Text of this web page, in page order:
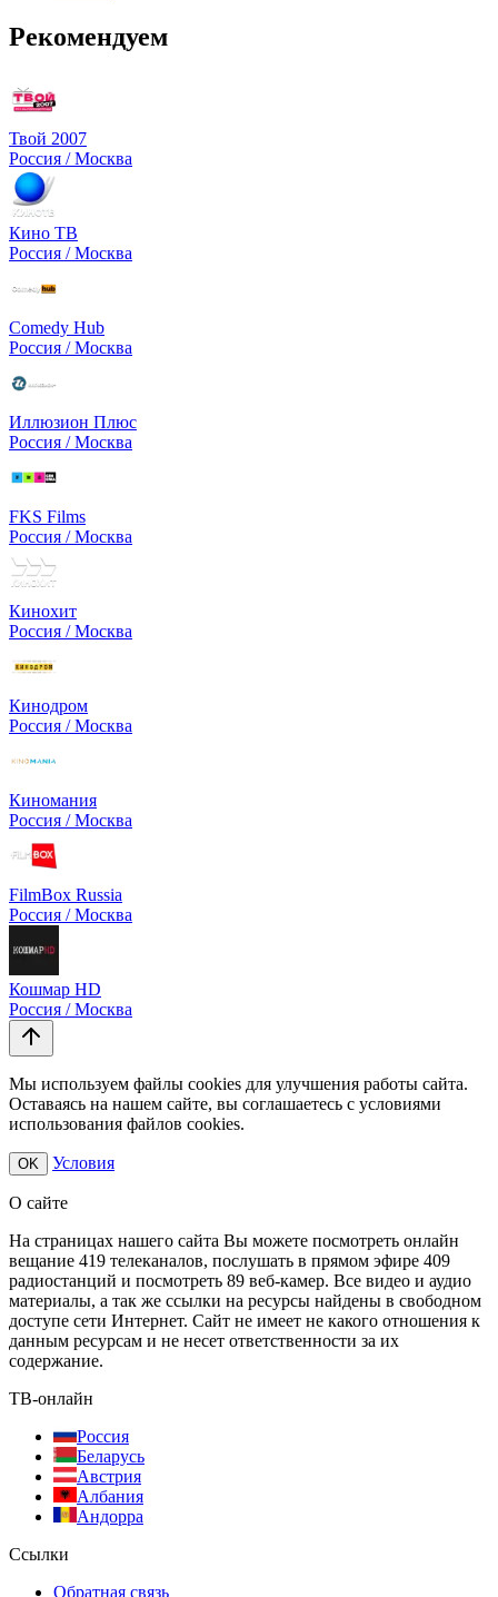
Рекомендуем
Твой 2007
Россия / Москва
Кино ТВ
Россия / Москва
Comedy Hub
Россия / Москва
Иллюзион Плюс
Россия / Москва
FKS Films
Россия / Москва
Кинохит
Россия / Москва
Кинодром
Россия / Москва
Киномания
Россия / Москва
FilmBox Russia
Россия / Москва
Кошмар HD
Россия / Москва
Мы используем файлы cookies для улучшения работы сайта.
Оставаясь на нашем сайте, вы соглашаетесь с условиями
использования файлов cookies.
OK Условия
О сайте
На страницах нашего сайта Вы можете посмотреть онлайн
вещание 419 телеканалов, послушать в прямом эфире 409
радиостанций и посмотреть 89 веб-камер. Все видео и аудио
материалы, а так же ссылки на ресурсы найдены в свободном
доступе сети Интернет. Сайт не имеет не какого отношения к
данным ресурсам и не несет ответственности за их
содержание.
ТВ-онлайн
Россия
Беларусь
Австрия
Албания
Андорра
Ссылки
Обратная связь